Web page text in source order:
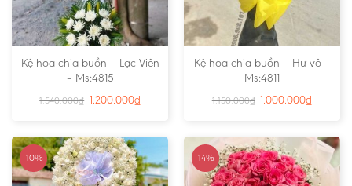
Kệ hoa chia buồn – Lạc Viên
– Ms:4815
1.540.000₫ 1.200.000₫
Kệ hoa chia buồn – Hư vô –
Ms:4811
1.150.000₫ 1.000.000₫
-10% -14%